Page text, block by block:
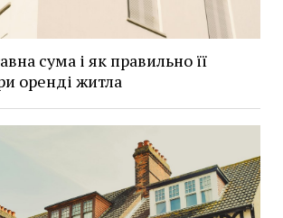
сума і як правильно її
оренді житла